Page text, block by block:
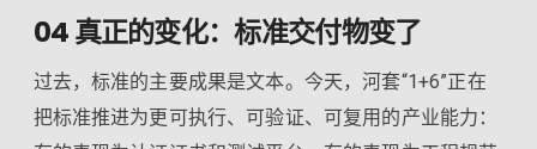
04 真正的变化：标准交付物变了
过去，标准的主要成果是文本。今天，河套“1+6”正在
把标准推进为更可执行、可验证、可复用的产业能力：